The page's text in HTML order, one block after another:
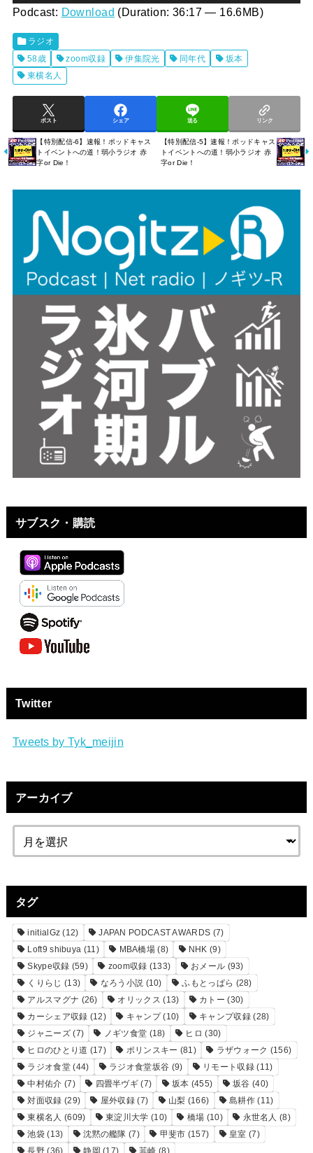
声
レ
ー
ヤ
Podcast: Download (Duration: 36:17 — 16.6MB)
ラジオ
58歳
zoom収録 伊集院光 同年代
坂本
東横名人
ポスト シェア 送る リンク
【特別配信-6】速報！ポッドキャス
トイベントへの道！弱小ラジオ 赤
字or Die！
【特別配信-5】速報！ポッドキャス
トイベントへの道！弱小ラジオ 赤
字or Die！
サブスク・購読
Twitter
Tweets by Tyk_meijin
アーカイブ
タグ
initialGz (12) JAPAN PODCAST AWARDS (7)
Loft9 shibuya (11) MBA橋場 (8) NHK (9)
Skype収録 (59) zoom収録 (133) おメール (93)
くりらじ (13) なろう小説 (10) ふもとっぱら (28)
アルスマグナ (26) オリックス (13) カトー (30)
カーシェア収録 (12) キャンプ(10) キャンプ収録(28)
ジャニーズ(7) ノギツ食堂 (18) ヒロ (30)
ヒロのひとり道 (17) ポリンスキー (81) ラザウォーク (156)
ラジオ食堂(44) ラジオ食堂坂谷 (9) リモート収録(11)
中村佑介 (7) 四畳半ヴギ (7) 坂本 (455) 坂谷 (40)
対面収録 (29) 屋外収録 (7) 山梨 (166) 島耕作(11)
東横名人 (609) 東淀川大学 (10) 橋場 (10) 永世名人 (8)
池袋 (13) 沈黙の艦隊 (7) 甲斐市 (157) 皇室 (7)
長野 (36) 静岡 (17) 韮崎 (8)